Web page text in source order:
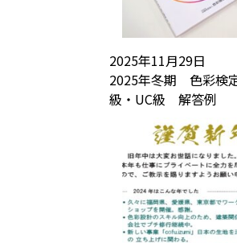
2025年11月29日
2025年冬期 色彩検
級・UC級 解答例